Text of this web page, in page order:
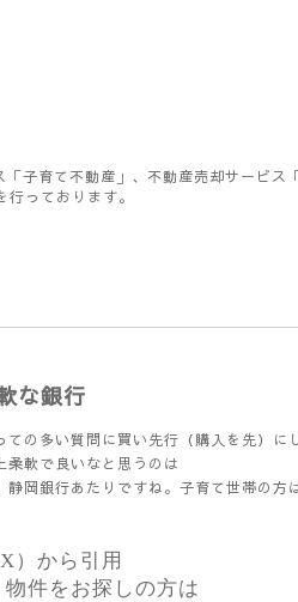
子育て不動産」、不動産売却サービス
っております。
な銀行
の多い質問に買い先行（購入を先）に
柔軟で良いなと思うのは
静岡銀行あたりですね。子育て世帯の方
）から引用
件をお探しの方は